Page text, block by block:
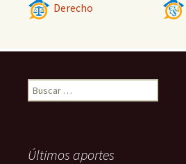
Derecho
Buscar:
Últimos aportes